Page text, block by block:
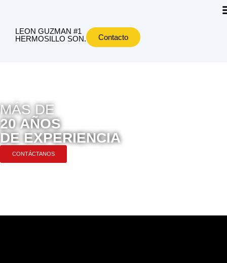
LEON GUZMAN #1
HERMOSILLO SON.
Contacto
MÁS DE
20 AÑOS
DE EXPERIENCIA
CONTÁCTANOS